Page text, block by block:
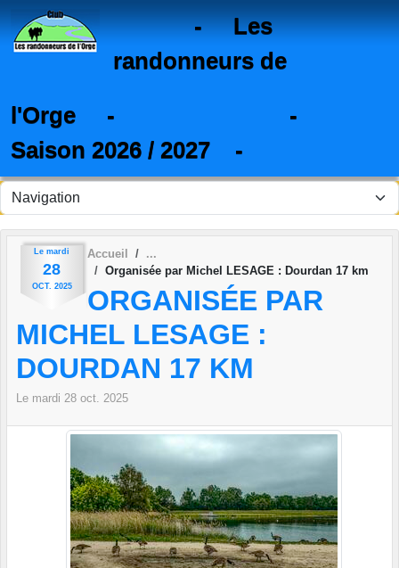
- Les
randonneurs de
l'Orge - -
Saison 2026 / 2027 -
Le mardi
28
OCT. 2025
Accueil
Organisée par Michel LESAGE : Dourdan 17 km
ORGANISÉE PAR
MICHEL LESAGE :
DOURDAN 17 KM
Le mardi 28 oct. 2025
Panneau de gestion des cookies